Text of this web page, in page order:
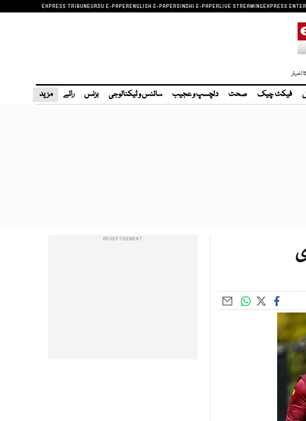
EXPRESS TRIBUNEURDU E-PAPERENGLISH E-PAPERSINDHI E-PAPERLIVE STREAMINGEXPRESS
اخبار
فیکٹ چیک صحت دلچسپ و عجیب سائنس و ٹیکنالوجی بزنس رائے مزید